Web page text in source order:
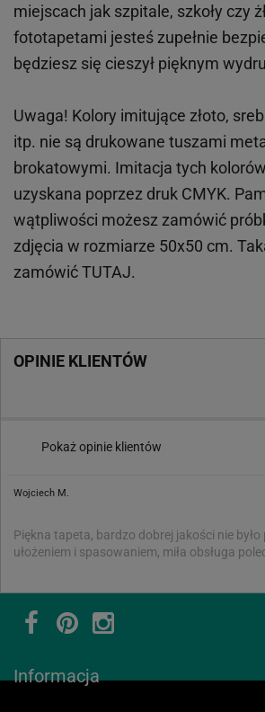
miejscach jak szpitale, szkoły czy
fototapetami jesteś zupełnie
będziesz się cieszył pięknym
Uwaga! Kolory imitujące złoto,
itp. nie są drukowane tuszami
brokatowymi. Imitacja tych
uzyskana poprzez druk CMYK.
wątpliwości możesz zamówić
zdjęcia w rozmiarze 50x50 cm.
zamówićTUTAJ.
OPINIE KLIENTÓW
Pokaż opinie klientów
Wojciech M.
Piękna tapeta, bardzo dobrej jakości nie było
ułożeniem i spasowaniem, miła obsługa
Informacja